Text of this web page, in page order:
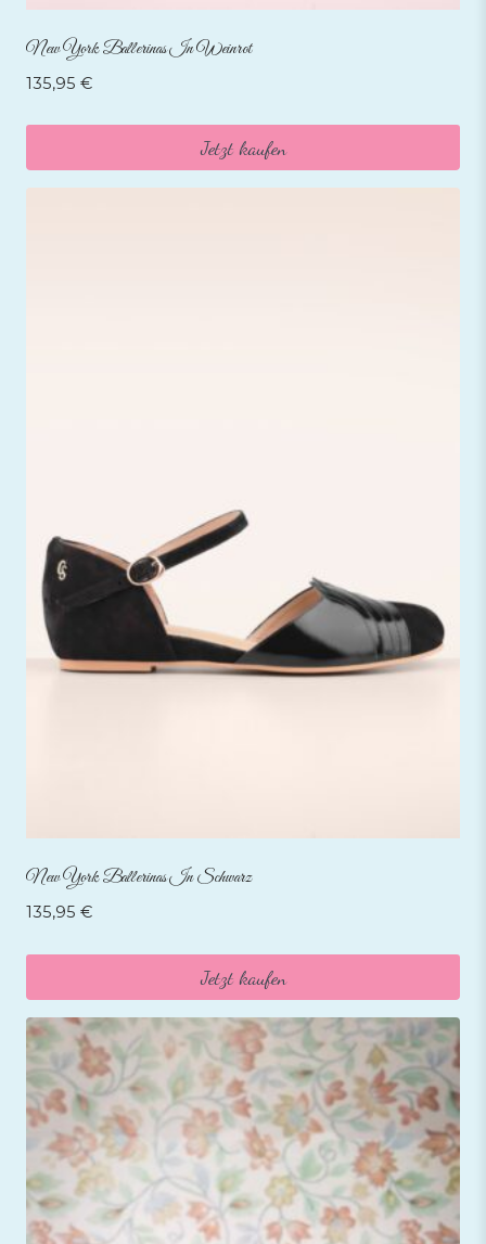
New York Ballerinas In Weinrot
135,95 €
Jetzt kaufen
New York Ballerinas In Schwarz
135,95 €
Jetzt kaufen